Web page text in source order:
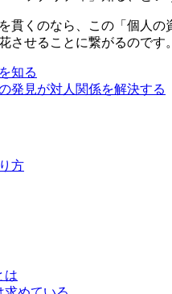
貫くのなら、この「個人
させることに繋がるのです
知る
発見が対人関係を解決する
方
は